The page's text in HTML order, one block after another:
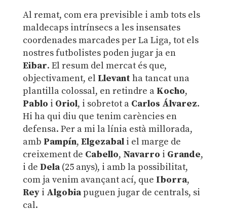
Al remat, com era previsible i amb tots els
maldecaps intrínsecs a les insensates
coordenades marcades per La Liga, tot els
nostres futbolistes poden jugar ja en
Eibar. El resum del mercat és que,
objectivament, el Llevantha tancat una
plantilla colossal, en retindre a Kocho,
Pablo i Oriol, i sobretot a Carlos Álvarez.
Hi ha qui diu que tenim carències en
defensa. Per a mi la línia està millorada,
amb Pampín, Elgezabali el marge de
creixement de Cabello, Navarro i Grande,
i de Dela(25 anys), i amb la possibilitat,
com ja venim avançant ací, que Iborra,
Reyi Algobiapuguen jugar de centrals, si
cal.